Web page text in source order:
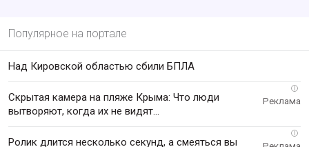
Популярное на портале
Над Кировской областью сбили БПЛА
i
Скрытая камера на пляже Крыма: Что люди
вытворяют, когда их не видят...
i
Ролик длится несколько секунд, а смеяться вы